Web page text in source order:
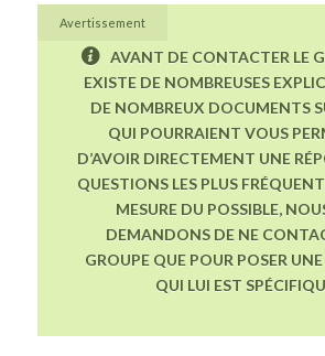
Avertissement
AVANT DE CONTACTER LE
EXISTE DE NOMBREUSES
DE NOMBREUX DOCUMENTS
QUI POURRAIENT VOUS
D’AVOIR DIRECTEMENT UNE
QUESTIONS LES PLUS
MESURE DU POSSIBLE,
DEMANDONS DE NE
GROUPE QUE POUR POSER
QUI LUI EST